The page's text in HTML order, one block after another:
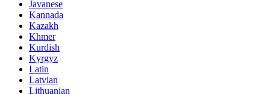
Javanese
Kannada
Kazakh
Khmer
Kurdish
Kyrgyz
Latin
Latvian
Lithuanian